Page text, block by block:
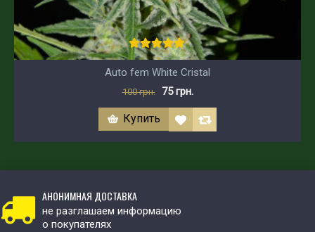
Auto fem White Cristal
100 грн. 75 грн.
Купить
АНОНИМНАЯ ДОСТАВКА
не разглашаем информацию
о покупателях